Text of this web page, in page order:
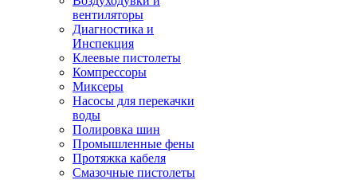
вентиляторы
Диагностика и
Инспекция
Клеевые пистолеты
Компрессоры
Миксеры
Насосы для перекачки
воды
Полировка шин
Промышленные фены
Протяжка кабеля
Смазочные пистолеты